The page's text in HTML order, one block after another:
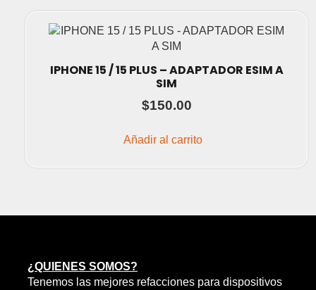
IPHONE 15 / 15 PLUS – ADAPTADOR ESIM A
SIM
$150.00
Añadir al carrito
¿QUIENES SOMOS?
Tenemos las mejores refacciones para dispositivos